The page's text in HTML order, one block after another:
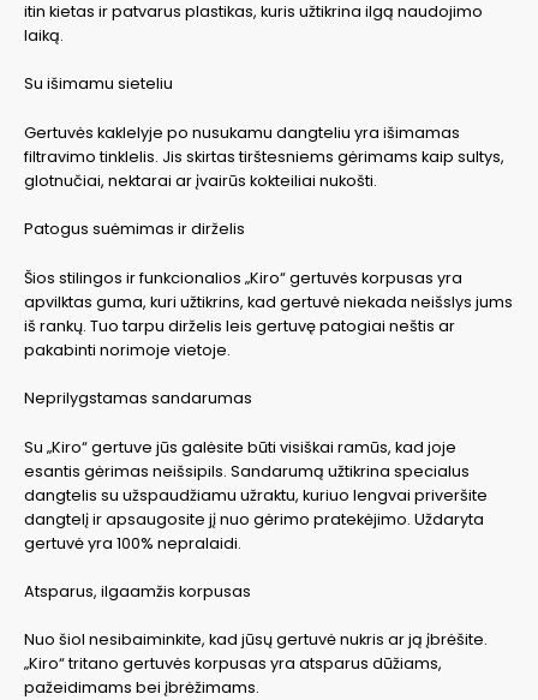
itin kietas ir patvarus plastikas, kuris užtikrina ilgą naudojimo
laiką.
Su išimamu sieteliu
Gertuvės kaklelyje po nusukamu dangteliu yra išimamas
filtravimo tinklelis. Jis skirtas tirštesniems gėrimams kaip sultys,
glotnučiai, nektarai ar įvairūs kokteiliai nukošti.
Patogus suėmimas ir dirželis
Šios stilingos ir funkcionalios „Kiro“ gertuvės korpusas yra
apvilktas guma, kuri užtikrins, kad gertuvė niekada neišslys jums
iš rankų. Tuo tarpu dirželis leis gertuvę patogiai neštis ar
pakabinti norimoje vietoje.
Neprilygstamas sandarumas
Su „Kiro“ gertuve jūs galėsite būti visiškai ramūs, kad joje
esantis gėrimas neišsipils. Sandarumą užtikrina specialus
dangtelis su užspaudžiamu užraktu, kuriuo lengvai priveršite
dangtelį ir apsaugosite jį nuo gėrimo pratekėjimo. Uždaryta
gertuvė yra 100% nepralaidi.
Atsparus, ilgaamžis korpusas
Nuo šiol nesibaiminkite, kad jūsų gertuvė nukris ar ją įbrėšite.
„Kiro“ tritano gertuvės korpusas yra atsparus dūžiams,
pažeidimams bei įbrėžimams.